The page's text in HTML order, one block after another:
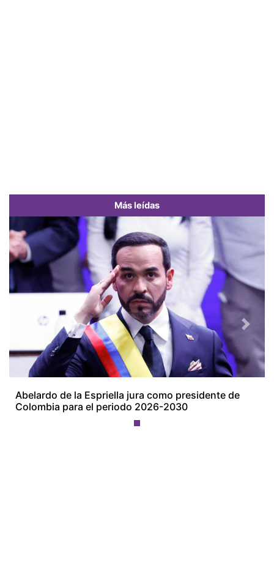
Más leídas
Abelardo de la Espriella jura como presidente de
Colombia para el periodo 2026-2030
Previous Next